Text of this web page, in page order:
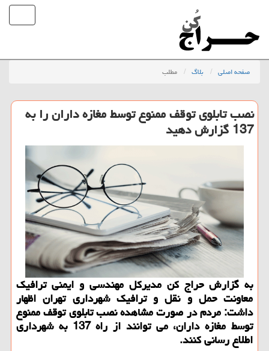
صفحه اصلی بلاگ مطلب
نصب تابلوی توقف ممنوع توسط مغازه داران را به
137 گزارش دهید
به گزارش حراج کن مدیرکل مهندسی و ایمنی ترافیک
معاونت حمل و نقل و ترافیک شهرداری تهران اظهار
داشت: مردم در صورت مشاهده نصب تابلوی توقف ممنوع
توسط مغازه داران، می توانند از راه 137 به شهرداری
اطلاع رسانی کنند.